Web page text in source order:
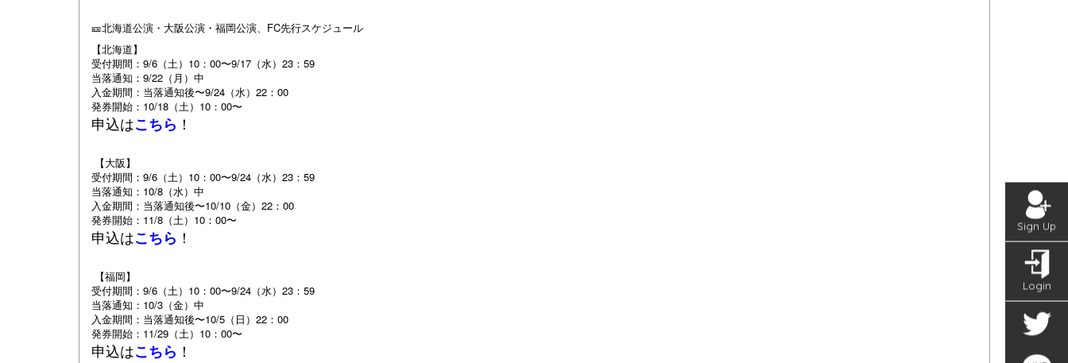
Sign Up
Login
🎫北海道公演・大阪公演・福岡公演、FC先行スケジュール
【北海道】
受付期間：9/6（土）10：00〜9/17（水）23：59
当落通知：9/22（月）中
入金期間：当落通知後〜9/24（水）22：00
発券開始：10/18（土）10：00〜
申込はこちら ！
【大阪】
受付期間：9/6（土）10：00〜9/24（水）23：59
当落通知：10/8（水）中
入金期間：当落通知後〜10/10（金）22：00
発券開始：11/8（土）10：00〜
申込はこちら ！
【福岡】
受付期間：9/6（土）10：00〜9/24（水）23：59
当落通知：10/3（金）中
入金期間：当落通知後〜10/5（日）22：00
発券開始：11/29（土）10：00〜
申込はこちら ！